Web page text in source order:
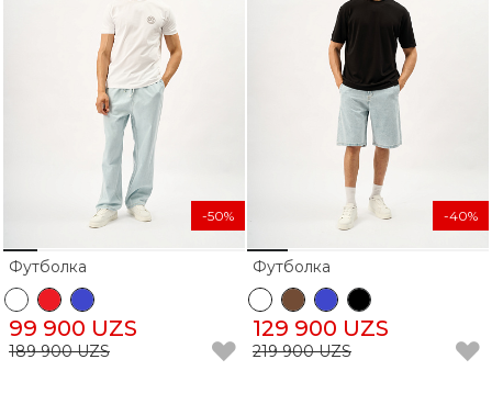
Футболка
99 900 UZS
189 900 UZS
-50%
Футболка
129 900 UZS
219 900 UZS
-40%